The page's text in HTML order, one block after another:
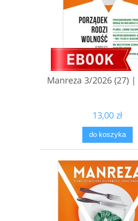
Manreza 3/2026 (27) |
13,00 zł
do koszyka